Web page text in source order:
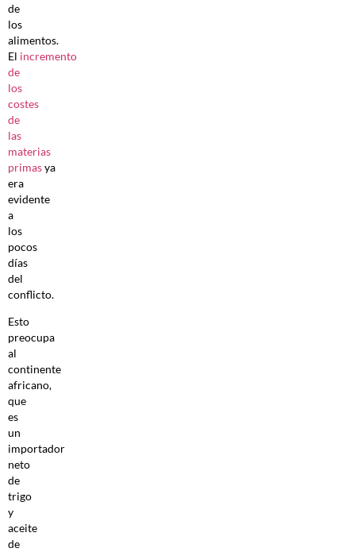
de
los
alimentos.
El incremento
de
los
costes
de
las
materias
primasya
era
evidente
a
los
pocos
días
del
conflicto.
Esto
preocupa
al
continente
africano,
que
es
un
importador
neto
de
trigo
y
aceite
de